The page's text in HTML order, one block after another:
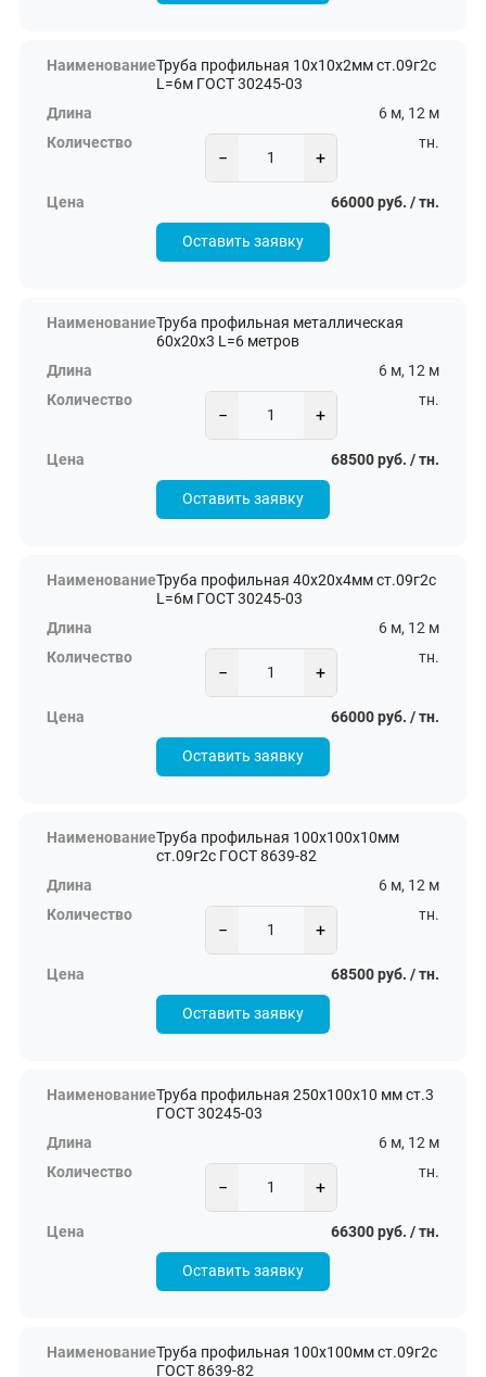
Труба профильная 10х10х2мм ст.09г2с
L=6м ГОСТ 30245-03
6 м, 12 м
− +
тн.
66000 руб. / тн.
Оставить заявку
Труба профильная металлическая
60х20х3 L=6 метров
6 м, 12 м
− +
тн.
68500 руб. / тн.
Оставить заявку
Труба профильная 40х20х4мм ст.09г2с
L=6м ГОСТ 30245-03
6 м, 12 м
− +
тн.
66000 руб. / тн.
Оставить заявку
Труба профильная 100х100х10мм
ст.09г2с ГОСТ 8639-82
6 м, 12 м
− +
тн.
68500 руб. / тн.
Оставить заявку
Труба профильная 250х100х10 мм ст.3
ГОСТ 30245-03
6 м, 12 м
− +
тн.
66300 руб. / тн.
Оставить заявку
Труба профильная 100х100мм ст.09г2с
ГОСТ 8639-82